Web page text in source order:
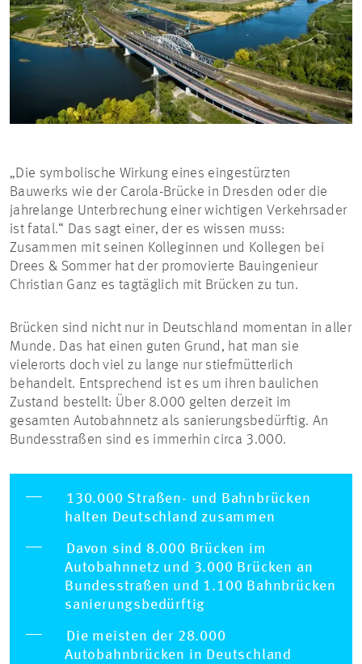
„Die symbolische Wirkung eines eingestürzten
Bauwerks wie der Carola-Brücke in Dresden oder die
jahrelange Unterbrechung einer wichtigen Verkehrsader
ist fatal.“ Das sagt einer, der es wissen muss:
Zusammen mit seinen Kolleginnen und Kollegen bei
Drees & Sommer hat der promovierte Bauingenieur
Christian Ganz es tagtäglich mit Brücken zu tun.
Brücken sind nicht nur in Deutschland momentan in aller
Munde. Das hat einen guten Grund, hat man sie
vielerorts doch viel zu lange nur stiefmütterlich
behandelt. Entsprechend ist es um ihren baulichen
Zustand bestellt: Über 8.000 gelten derzeit im
gesamten Autobahnnetz als sanierungsbedürftig. An
Bundesstraßen sind es immerhin circa 3.000.
130.000 Straßen- und Bahnbrücken
halten Deutschland zusammen
Davon sind 8.000 Brücken im
Autobahnnetz und 3.000 Brücken an
Bundesstraßen und 1.100 Bahnbrücken
sanierungsbedürftig
Die meisten der 28.000
Autobahnbrücken in Deutschland